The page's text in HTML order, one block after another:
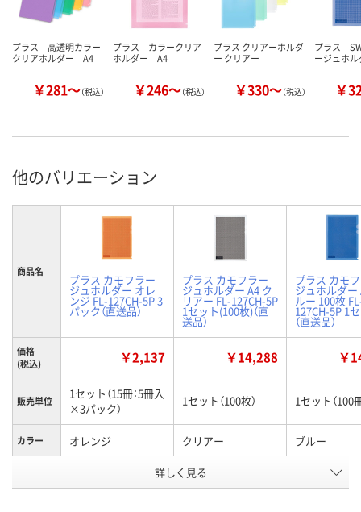
プラス 高透明カラー
クリアホルダー A4
￥281～（税込）
プラス カラークリア
ホルダー A4
￥246～（税込）
プラス クリアーホルダ
ー クリアー
￥330～（税込）
プラス
ージュホ
￥
他のバリエーション
商品名
プラス カモフラー
ジュホルダー オレ
ンジ FL-127CH-5P 3
パック（直送品）
プラス カモフラー
ジュホルダー A4 ク
リアー FL-127CH-5P
1セット(100枚)（直
送品）
プラス カモ
ジュホルダー
ルー 100枚
127CH-5P 1
（直送品）
価格
(税込)
￥2,137 ￥14,288 ￥
販売単位
1セット（15冊：5冊入
×3パック）
1セット（100枚） 1セット（100
カラー オレンジ クリアー ブルー
J086278 J086277
詳しく見る